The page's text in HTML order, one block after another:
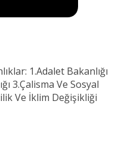
1.Adalet Bakanlığı
3.Çalisma Ve Sosyal
Ve İklim Değişikliği